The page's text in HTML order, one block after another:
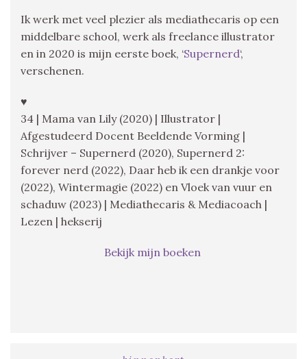
Ik werk met veel plezier als mediathecaris op een
middelbare school, werk als freelance illustrator
en in 2020 is mijn eerste boek, ‘Supernerd‘,
verschenen.
♥
34 | Mama van Lily (2020) | Illustrator |
Afgestudeerd Docent Beeldende Vorming |
Schrijver – Supernerd (2020), Supernerd 2:
forever nerd (2022), Daar heb ik een drankje voor
(2022), Wintermagie (2022) en Vloek van vuur en
schaduw (2023) | Mediathecaris & Mediacoach |
Lezen | hekserij
Bekijk mijn boeken